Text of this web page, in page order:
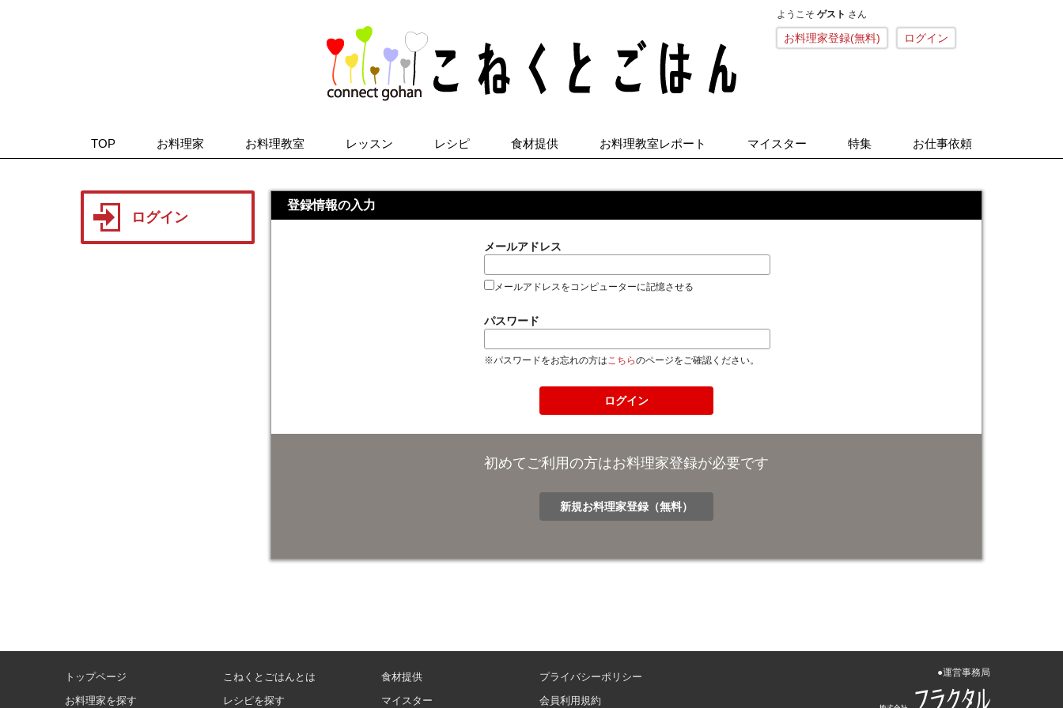
こねくとごはん
ようこそ ゲスト さん
お料理家登録(無料) ログイン
TOP お料理家 お料理教室 レッスン レシピ 食材提供 お料理教室レポート マイスター 特集 お仕事依頼
ログイン
登録情報の入力
メールアドレス
メールアドレスをコンピューターに記憶させる
パスワード
※パスワードをお忘れの方はこちらのページをご確認ください。
初めてご利用の方はお料理家登録が必要です
新規お料理家登録（無料）
トップページ
お料理家を探す
こねくとごはんとは
レシピを探す
食材提供
マイスター
プライバシーポリシー
会員利用規約
●運営事務局